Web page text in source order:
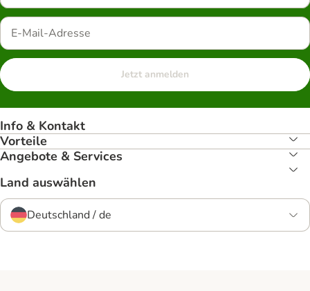
Jetzt anmelden
Info & Kontakt
Vorteile
Angebote & Services
Land auswählen
Deutschland / de